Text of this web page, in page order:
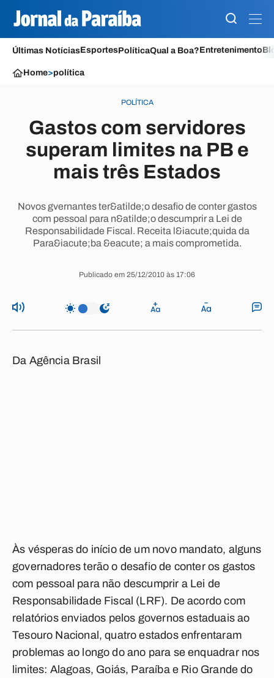
Últimas NotíciasEsportesPolíticaQual a Boa?Entretenimento
Home>política
POLÍTICA
Gastos com servidores
superam limites na PB e
mais três Estados
Novos gvernantes ter&atilde;o desafio de conter gastos
com pessoal para n&atilde;o descumprir a Lei de
Responsabilidade Fiscal. Receita l&iacute;quida da
Para&iacute;ba &eacute; a mais comprometida.
Publicado em 25/12/2010 às 17:06
Da Agência Brasil
Às vésperas do início de um novo mandato, alguns
governadores terão o desafio de conter os gastos
com pessoal para não descumprir a Lei de
Responsabilidade Fiscal (LRF). De acordo com
relatórios enviados pelos governos estaduais ao
Tesouro Nacional, quatro estados enfrentaram
problemas ao longo do ano para se enquadrar nos
limites: Alagoas, Goiás, Paraíba e Rio Grande do